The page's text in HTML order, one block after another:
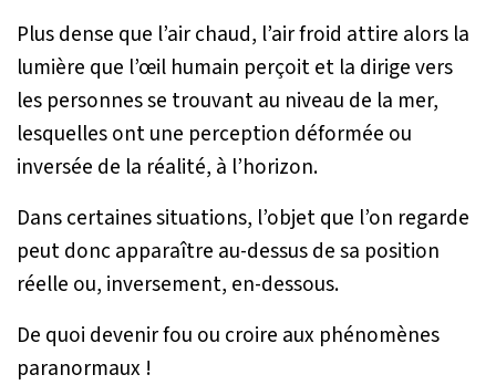
Plus dense que l’air chaud, l’air froid attire alors la
lumière que l’œil humain perçoit et la dirige vers
les personnes se trouvant au niveau de la mer,
lesquelles ont une perception déformée ou
inversée de la réalité, à l’horizon.
Dans certaines situations, l’objet que l’on regarde
peut donc apparaître au-dessus de sa position
réelle ou, inversement, en-dessous.
De quoi devenir fou ou croire aux phénomènes
paranormaux !